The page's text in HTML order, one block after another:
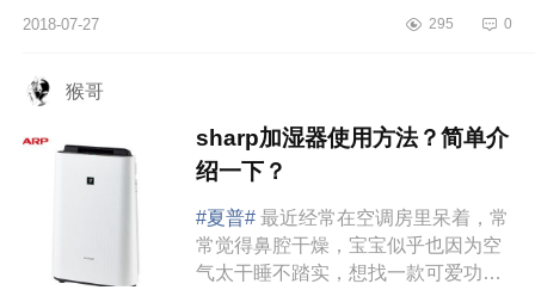
最好的吧，毕竟会用很久，便宜...
2018-07-27 295 0
猴哥
sharp加湿器使用方法？简单介
绍一下？
#夏普# 最近经常在空调房里呆着，常
常觉得鼻腔干燥，宝宝似乎也因为空
气太干睡不踏实，想找一款可爱功能